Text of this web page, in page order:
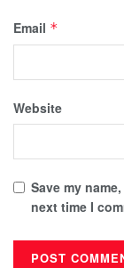
Email *
Website
Save my
next time I